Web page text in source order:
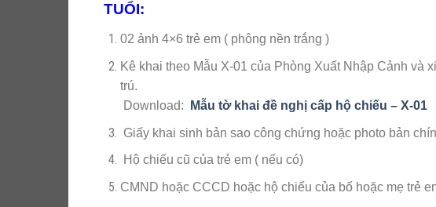
TUỔI:
02 ảnh 4×6 trẻ em ( phông nền trắng )
Kê khai theo Mẫu X-01 của Phòng Xuất Nhập Cảnh
trú.
Download:
Mẫu tờ khai đề nghị cấp hộ chiếu – X-01
Giấy khai sinh bản sao công chứng hoặc photo bản
Hộ chiếu cũ của trẻ em ( nếu có)
CMND hoặc CCCD hoặc hộ chiếu của bố hoặc mẹ trẻ